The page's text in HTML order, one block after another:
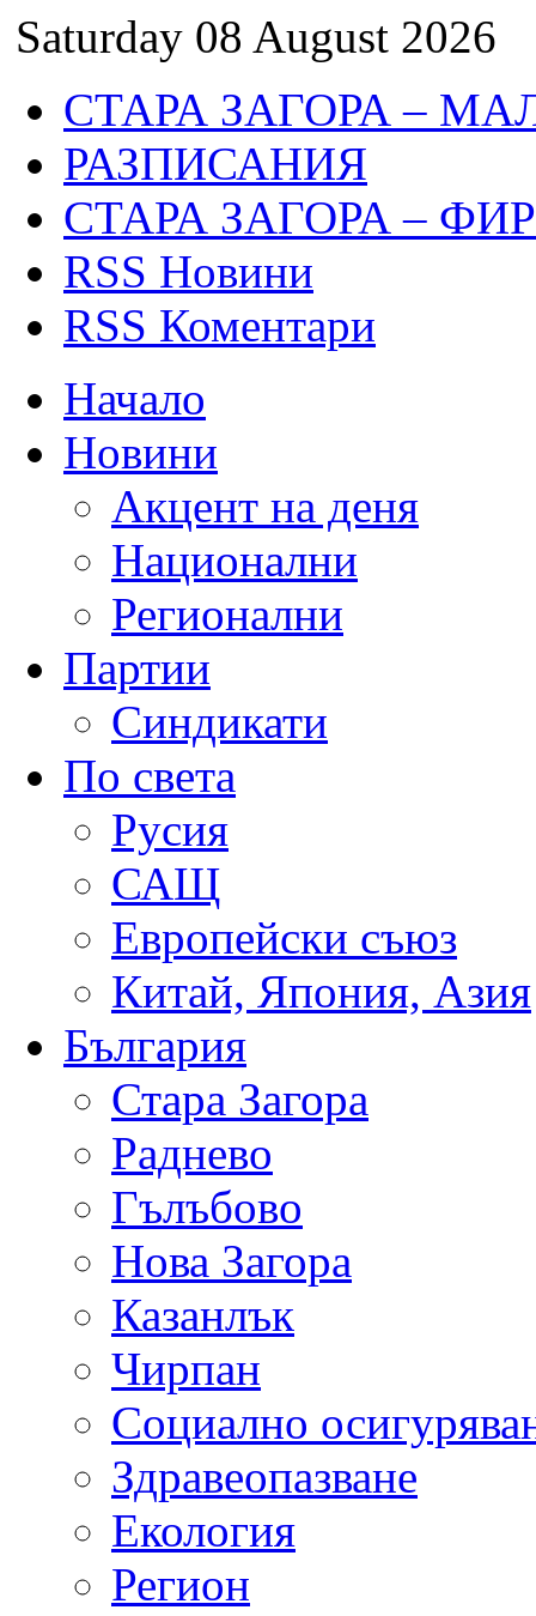
Saturday 08 August 2026
СТАРА ЗАГОРА –
РАЗПИСАНИЯ
СТАРА ЗАГОРА –
RSS Новини
RSS Коментари
Начало
Новини
Акцент на деня
Национални
Регионални
Партии
Синдикати
По света
Русия
САЩ
Европейски съюз
Китай, Япония, Азия
България
Стара Загора
Раднево
Гълъбово
Нова Загора
Казанлък
Чирпан
Социално
Здравеопазване
Екология
Регион